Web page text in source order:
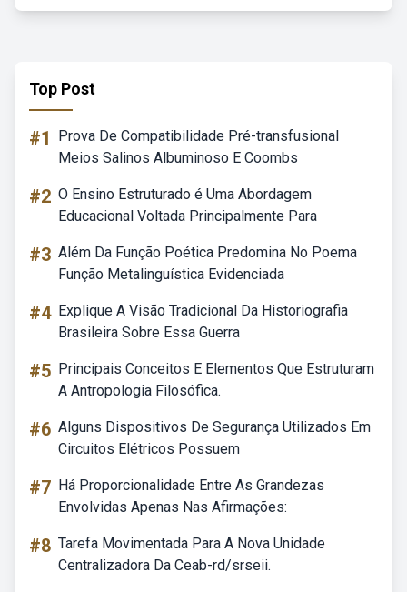
Top Post
#1
Prova De Compatibilidade Pré-transfusional
Meios Salinos Albuminoso E Coombs
#2 O Ensino Estruturado é Uma Abordagem
Educacional Voltada Principalmente Para
#3 Além Da Função Poética Predomina No Poema
Função Metalinguística Evidenciada
#4 Explique A Visão Tradicional Da Historiografia
Brasileira Sobre Essa Guerra
#5 Principais Conceitos E Elementos Que Estruturam
A Antropologia Filosófica.
#6 Alguns Dispositivos De Segurança Utilizados Em
Circuitos Elétricos Possuem
#7 Há Proporcionalidade Entre As Grandezas
Envolvidas Apenas Nas Afirmações:
#8 Tarefa Movimentada Para A Nova Unidade
Centralizadora Da Ceab-rd/srseii.